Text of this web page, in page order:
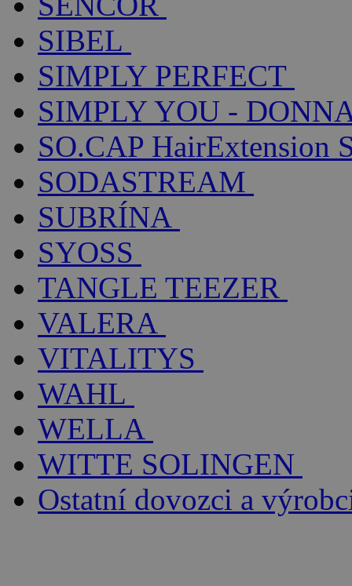
SIBEL
SIMPLY PERFECT
SIMPLY YOU -
SO.CAP HairExtension
SODASTREAM
SUBRÍNA
SYOSS
TANGLE TEEZER
VALERA
VITALITYS
WAHL
WELLA
WITTE SOLINGEN
Ostatní dovozci a